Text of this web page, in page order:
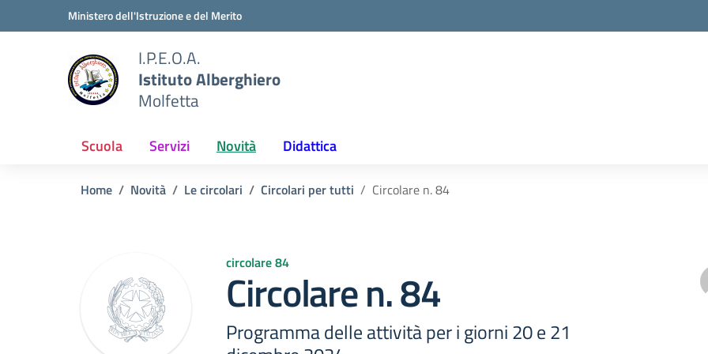
Vai ai contenuti
Vai al menu di navigazioneMinistero dell'Istruzione e del Merito
I.P.E.O.A.
Istituto Alberghiero
Molfetta
Scuola Servizi Novità Didattica
Home Novità Le circolari Circolari per tutti Circolare n. 84
circolare 84
Circolare n. 84
Programma delle attività per i giorni 20 e 21